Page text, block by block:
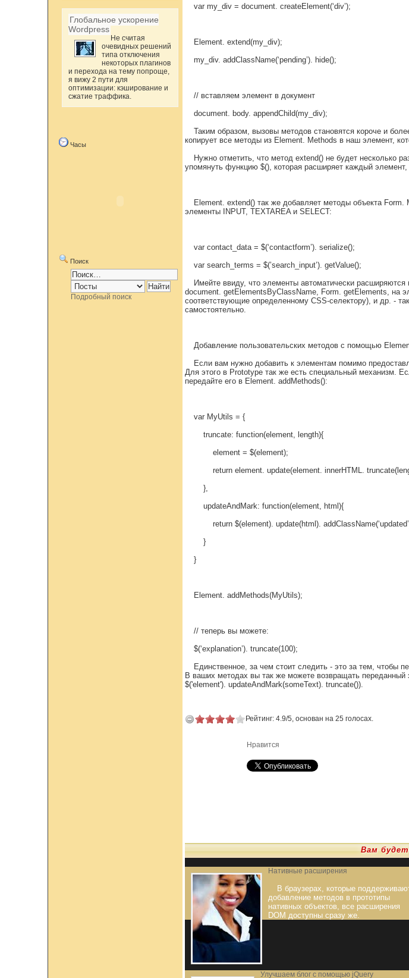
Глобальное ускорение
Wordpress
Не считая
очевидных решений
типа отключения
некоторых плагинов
и перехода на тему попроще,
я вижу 2 пути для
оптимизации: кэширование и
сжатие траффика.
Часы
Поиск
Подробный поиск
var my_div = document. createElement(‘div’);
Element. extend(my_div);
my_div. addClassName(‘pending’). hide();
// вставляем элемент в документ
document. body. appendChild(my_div);
Таким образом, вызовы методов становятся короче и
копирует все методы из Element. Methods в наш элемент,
Нужно отметить, что метод extend() не будет несколько
упомянуть функцию $(), которая расширяет каждый
Element. extend() так же добавляет методы объекта
элементы INPUT, TEXTAREA и SELECT:
var contact_data = $(‘contactform’). serialize();
var search_terms = $(’search_input’). getValue();
Имейте ввиду, что элементы автоматически
document. getElementsByClassName, Form. getElements, на
соответствующие определенному CSS-селектору), и др. -
самостоятельно.
Добавление пользовательских методов с помощью
Если вам нужно добавить к элементам помимо
Для этого в Prototype так же есть специальный механизм.
передайте его в Element. addMethods():
var MyUtils = {
truncate: function(element, length){
element = $(element);
return element. update(element. innerHTML.
},
updateAndMark: function(element, html){
return $(element). update(html).
}
}
Element. addMethods(MyUtils);
// теперь вы можете:
$(‘explanation’). truncate(100);
Единственное, за чем стоит следить - это за тем,
В ваших методах вы так же можете возвращать переданный
$('element'). updateAndMark(someText). truncate()).
Рейтинг: 4.9/5, основан на 25 голосах.
Нравится
Вам
Нативные расширения
В браузерах, которые
добавление методов в прототипы
нативных объектов, все расширения
DOM доступны сразу же.
Улучшаем блог с помощью jQuery